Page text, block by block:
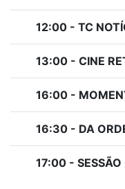
12:00 - TC
13:00 - CINE
16:00 -
16:30 - DA
17:00 - SESSÃO